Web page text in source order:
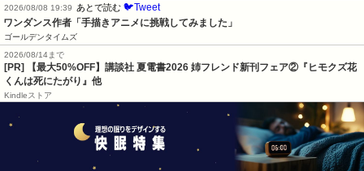
2026/08/08 19:39
あとで読む 🐦Tweet
ワンダンス作者「手描きアニメに挑戦してみました」
ゴールデンタイムズ
2026/08/14まで
[PR] 【最大50%OFF】講談社 夏電書2026 姉フレンド新刊フェア②『ヒモクズ花
くんは死にたがり』他
Kindleストア